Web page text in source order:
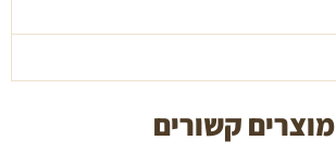
מוצרים קשורים